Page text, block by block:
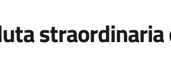
straordinaria